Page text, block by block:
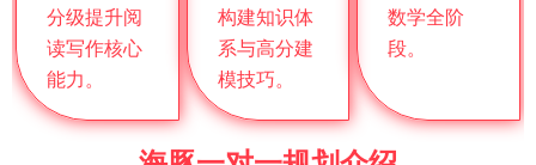
分级提升阅
读写作核心
能力。
构建知识体
系与高分建
模技巧。
数学全阶
段。